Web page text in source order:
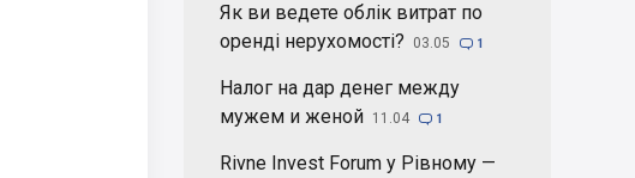
Як ви ведете облік витрат по
оренді нерухомості?
03.05  1
Налог на дар денег между
мужем и женой 11.04  1
Rivne Invest Forum у Рівному —